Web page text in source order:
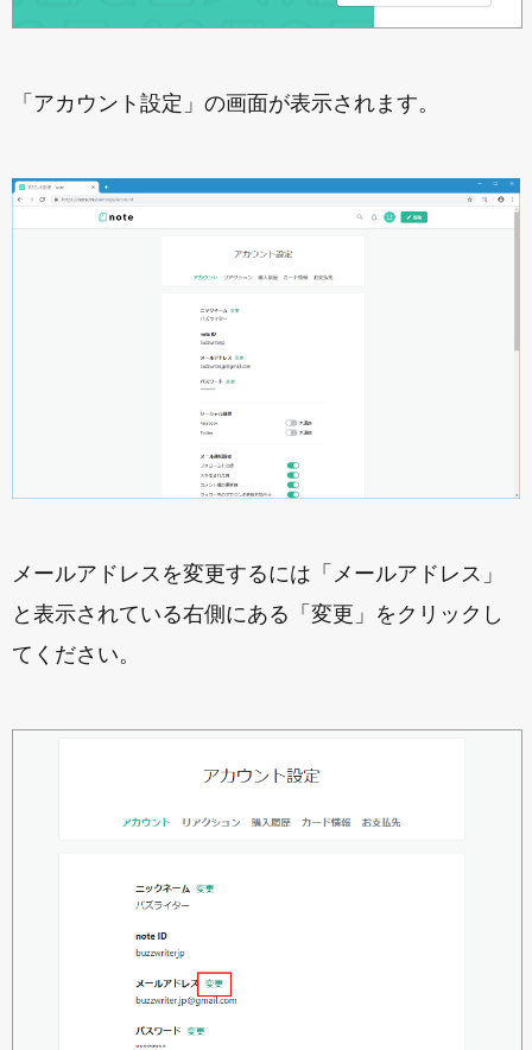
「アカウント設定」の画面が表示されます。
メールアドレスを変更するには「メールアドレス」
と表示されている右側にある「変更」をクリックし
てください。